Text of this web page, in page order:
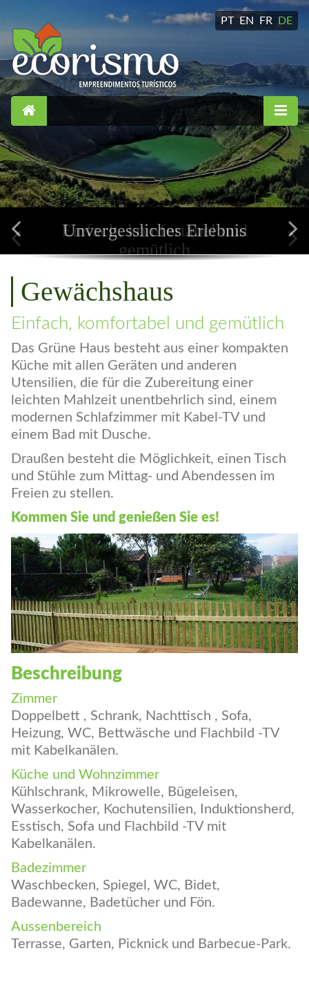
PT EN FR DE
Einfach, komfortabel und
gemütlich
Gewächshaus
Einfach, komfortabel und gemütlich
Das Grüne Haus besteht aus einer kompakten
Küche mit allen Geräten und anderen
Utensilien, die für die Zubereitung einer
leichten Mahlzeit unentbehrlich sind, einem
modernen Schlafzimmer mit Kabel-TV und
einem Bad mit Dusche.
Draußen besteht die Möglichkeit, einen Tisch
und Stühle zum Mittag- und Abendessen im
Freien zu stellen.
Kommen Sie und genießen Sie es!
Beschreibung
Zimmer
Doppelbett , Schrank, Nachttisch , Sofa,
Heizung, WC, Bettwäsche und Flachbild -TV
mit Kabelkanälen.
Küche und Wohnzimmer
Kühlschrank, Mikrowelle, Bügeleisen,
Wasserkocher, Kochutensilien, Induktionsherd,
Esstisch, Sofa und Flachbild -TV mit
Kabelkanälen.
Badezimmer
Waschbecken, Spiegel, WC, Bidet,
Badewanne, Badetücher und Fön.
Aussenbereich